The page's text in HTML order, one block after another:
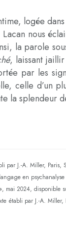
logée
nous
la parole
, laissant
par les
celle d’un
la splendeur
par J.-A. Miller, Paris,
en psychanalyse
mai 2024, disponible
établi par J.-A.